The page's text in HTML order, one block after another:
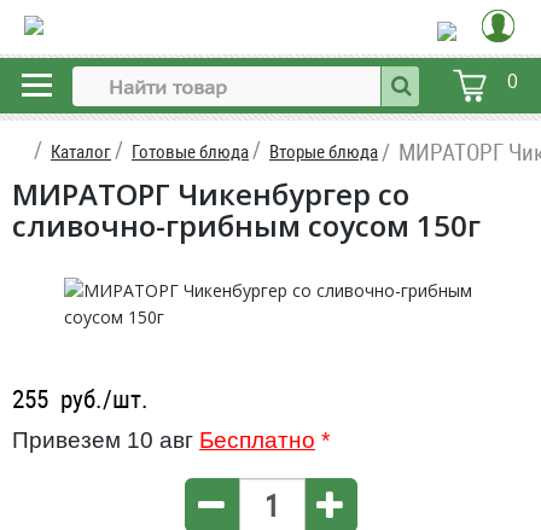
0
Каталог Готовые блюда Вторые блюда МИРАТОРГ
МИРАТОРГ Чикенбургер со
сливочно-грибным соусом 150г
255 руб./шт.
Привезем 10 авг Бесплатно *